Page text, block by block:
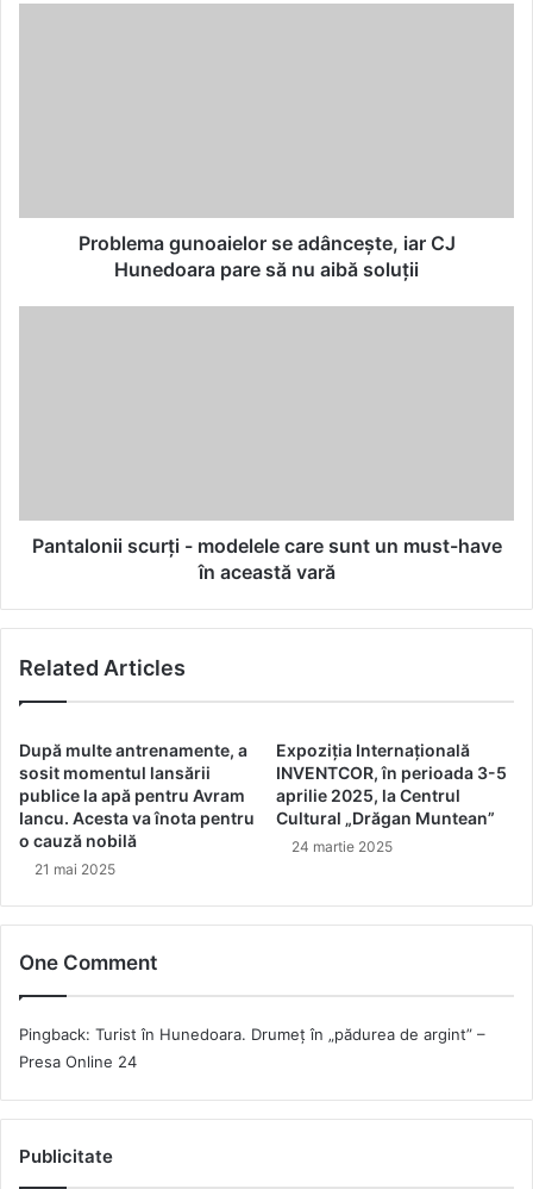
să
Problema gunoaielor se adânceşte, iar CJ
Hunedoara pare să nu aibă soluţii
have
Pantalonii scurţi - modelele care sunt un must-have
în această vară
Related Articles
După multe antrenamente, a
sosit momentul lansării
publice la apă pentru Avram
Iancu. Acesta va înota pentru
o cauză nobilă
21 mai 2025
Expoziția Internațională
INVENTCOR, în perioada 3-5
aprilie 2025, la Centrul
Cultural „Drăgan Muntean”
24 martie 2025
One Comment
Pingback: Turist în Hunedoara. Drumeţ în „pădurea de argint” –
Presa Online 24
Publicitate